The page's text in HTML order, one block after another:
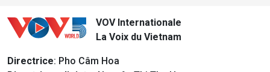
VOV Internationale
La Voix du Vietnam
Directrice: Pho Câm Hoa